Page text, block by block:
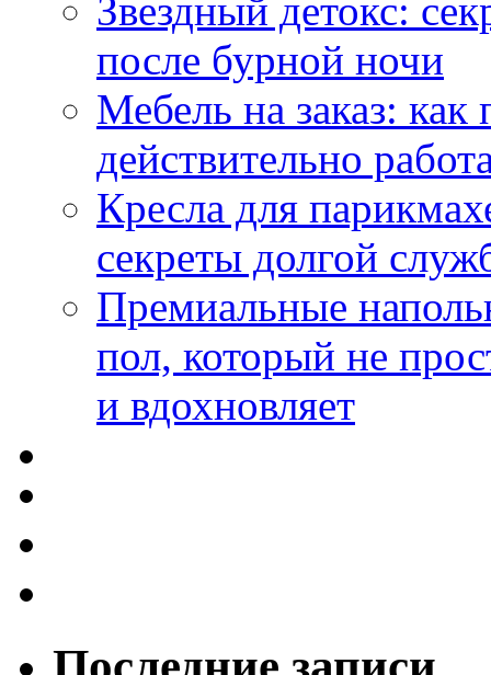
Звездный детокс:
после бурной ночи
Мебель на заказ:
действительно
Кресла для
секреты долгой
Премиальные
пол, который не
и вдохновляет